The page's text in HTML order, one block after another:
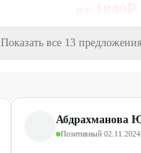
1840 ₽
Показать все 13 предложения
Абдрахманова
Позитивный·02.11.2024